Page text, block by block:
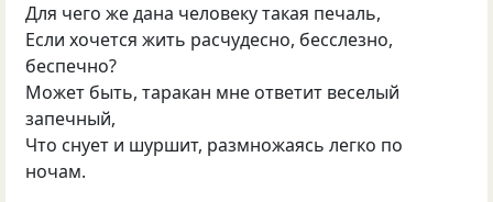
Для чего же дана человеку такая печаль,
Если хочется жить расчудесно, бесслезно,
беспечно?
Может быть, таракан мне ответит веселый
запечный,
Что снует и шуршит, размножаясь легко по
ночам.